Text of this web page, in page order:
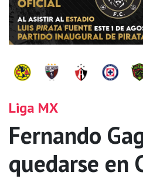
Liga MX
Fernando
quedarse en